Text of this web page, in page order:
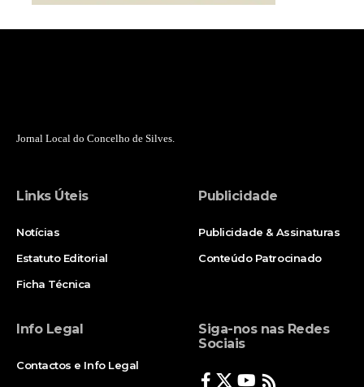
Jornal Local do Concelho de Silves.
Links Úteis
Notícias
Estatuto Editorial
Ficha Técnica
Publicidade
Publicidade & Assinaturas
Conteúdo Patrocinado
Info Legal
Contactos e Info Legal
Siga-nos nas Redes
Sociais